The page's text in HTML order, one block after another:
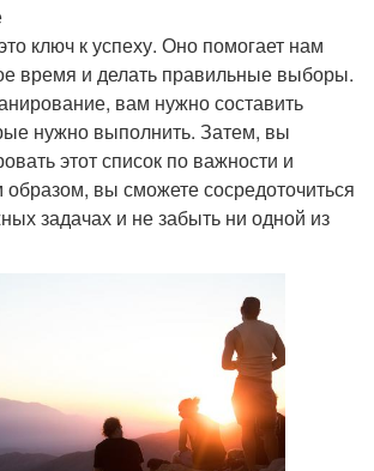
ключ к успеху. Оно помогает нам
время и делать правильные выборы.
вам нужно составить
нужно выполнить. Затем, вы
этот список по важности и
образом, вы сможете сосредоточиться
задачах и не забыть ни одной из